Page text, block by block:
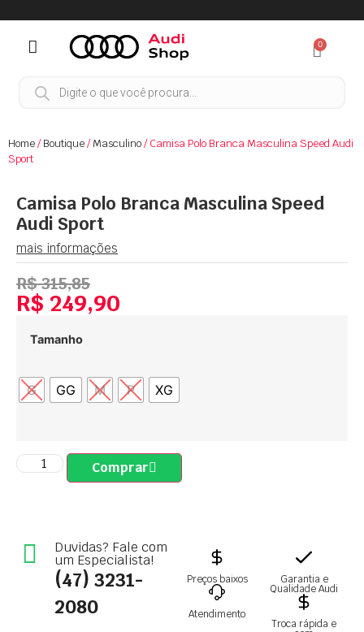
0
Home/Boutique/Masculino/ Camisa Polo Branca Masculina Speed Audi
Sport
Camisa Polo Branca Masculina Speed
Audi Sport
mais informações
R$315,85
R$ 249,90
Tamanho
G GG M P XG
Comprar
Duvidas? Fale com
um Especialista!
(47) 3231-
2080
Preços baixos
Atendimento
Garantia e
Qualidade Audi
Troca rápida e